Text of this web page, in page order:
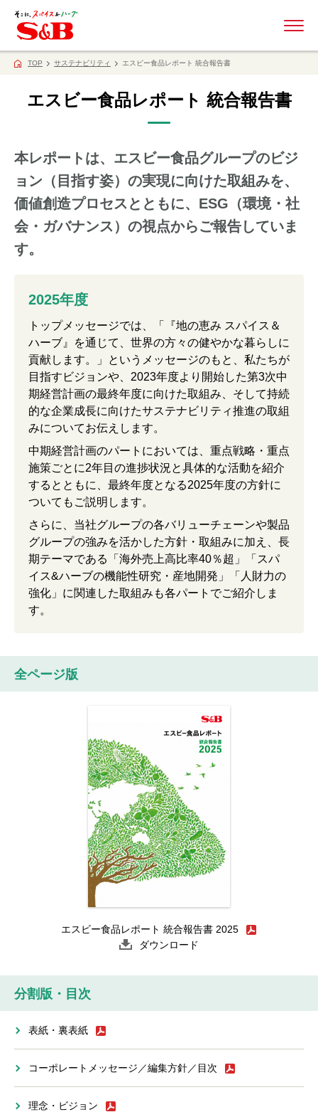
TOP サステナビリティ エスビー食品レポート 統合報告書
エスビー食品レポート 統合報告書
本レポートは、エスビー食品グループのビジ
ョン（目指す姿）の実現に向けた取組みを、
価値創造プロセスとともに、ESG（環境・社
会・ガバナンス）の視点からご報告していま
す。
2025年度
トップメッセージでは、「『地の恵み スパイス＆
ハーブ』を通じて、世界の方々の健やかな暮らしに
貢献します。」というメッセージのもと、私たちが
目指すビジョンや、2023年度より開始した第3次中
期経営計画の最終年度に向けた取組み、そして持続
的な企業成長に向けたサステナビリティ推進の取組
みについてお伝えします。
中期経営計画のパートにおいては、重点戦略・重点
施策ごとに2年目の進捗状況と具体的な活動を紹介
するとともに、最終年度となる2025年度の方針に
ついてもご説明します。
さらに、当社グループの各バリューチェーンや製品
グループの強みを活かした方針・取組みに加え、長
期テーマである「海外売上高比率40％超」「スパ
イス&ハーブの機能性研究・産地開発」「人財力の
強化」に関連した取組みも各パートでご紹介しま
す。
全ページ版
エスビー食品レポート 統合報告書 2025
ダウンロード
分割版・目次
表紙・裏表紙
コーポレートメッセージ／編集方針／目次
理念・ビジョン